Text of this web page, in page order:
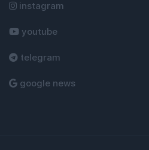
instagram
youtube
telegram
google news